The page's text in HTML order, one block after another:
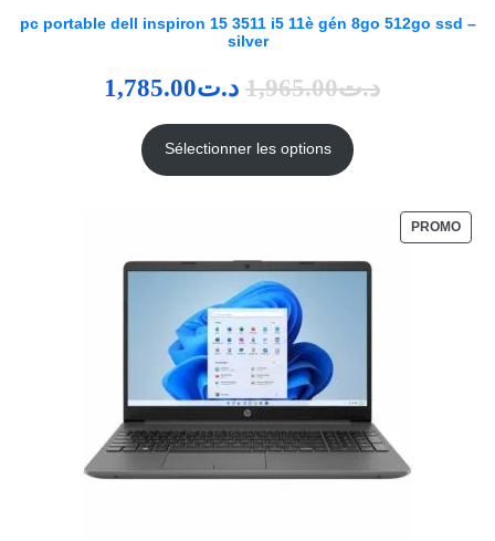
pc portable dell inspiron 15 3511 i5 11è gén 8go 512go ssd –
silver
د.ت1,965.00 د.ت1,785.00
Sélectionner les options
PROMO